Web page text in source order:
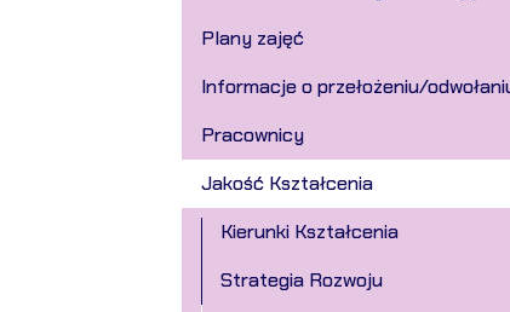
Plany zajęć
Informacje o przełożeniu/
Pracownicy
Jakość Kształcenia
Kierunki Kształcenia
Strategia Rozwoju